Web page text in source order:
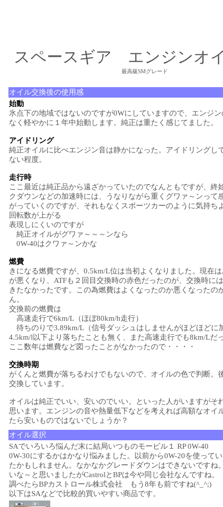
スペースギア エンジンオ
最高級SMグレード
オイル交換後の使用感
始動
氷点下の地域ではないのですが0Wにしていますので、エンジ
なく軽やかに１年中始動します。純正は重たく感じてました。
アイドリング
純正オイルに比べエンジン音は静かになった。アイドリングし
ない程度。
走行時
ここ最近は純正品から遠ざかっていたのでなんともですが、終
クダウンなどの加速時には、うなりながら重くグワァ～ンって
がっていくのですが、それもなくスポーツカーのように気持ち
回転数が上がる
表現しにくいのですが
純正オイルがグワァ～～～ンなら
0W-40はクワァ～ンかな
燃費
きになる燃費ですが、0.5km/L位は当初よくなりました。現在
が悪くなり、ATFも２回目交換時の赤色だったのが、交換時に
きたなかったです。この為燃費はよくなったのか悪くなったの
ん。
交換前の燃費は
高速走行で6km/L（ほぼ80km/h走行）
待ちのりで3.89km/L（信号ダッシュはしませんがほどほどに
4.5km/l以下より落ちたことも無く、また高速走行でも8km/Lだ
ここ数年は燃費など図ったことがなかったので・・・・
交換時期
がくんと燃費が落ちるわけでもないので、オイルの色で判断。
交換しています。
オイルは純正でいい、安いのでいい。といった人がいますがそ
思います。エンジンの音や熱量低下などを考えれば高額なオイ
たら安いものではないでしょうか？
オイル選択
SAでいろいろ悩んだ末に結局いつものモービル１ RP 0W-40
0W-30にするかはかなり悩みました。以前から0W-20を使って
たかもしれません。なかなかグレードダウンはできないですね
いな～と思いましたがCastrolとBPは今や同じ会社なんですね。
調べたらBPカストロール株式会社 もう8年も前ですね(^_^;)
以下はSAなどで比較的買いやすい商品です。